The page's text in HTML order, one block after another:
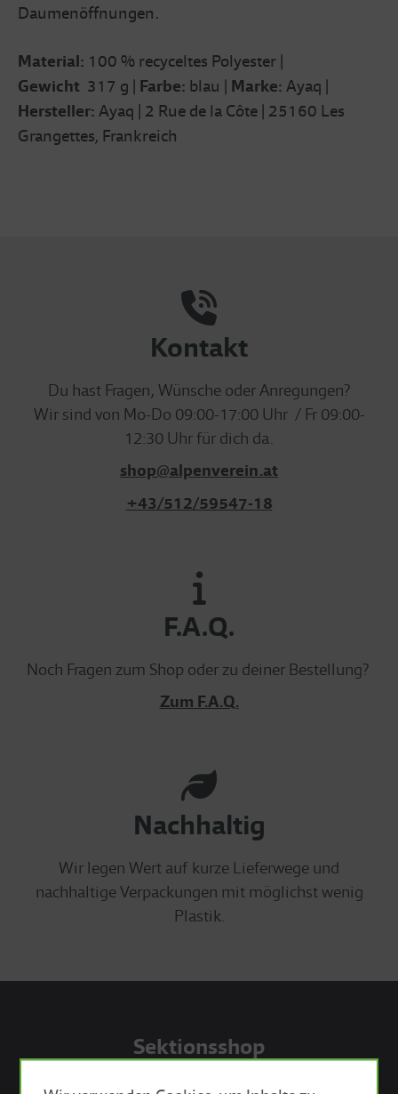
Daumenöffnungen.
Material: 100 % recyceltes Polyester |
Gewicht 317 g | Farbe: blau | Marke: Ayaq |
Hersteller: Ayaq | 2 Rue de la Côte | 25160 Les
Grangettes, Frankreich
Kontakt
Du hast Fragen, Wünsche oder Anregungen?
Wir sind von Mo-Do 09:00-17:00 Uhr / Fr 09:00-
12:30 Uhr für dich da.
shop@alpenverein.at
+43/512/59547-18
F.A.Q.
Noch Fragen zum Shop oder zu deiner Bestellung?
Zum F.A.Q.
Nachhaltig
Wir legen Wert auf kurze Lieferwege und
nachhaltige Verpackungen mit möglichst wenig
Plastik.
Sektionsshop